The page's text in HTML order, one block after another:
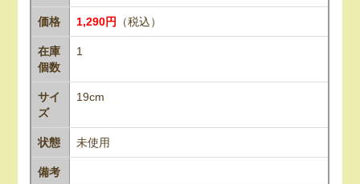
価格 1,290円 （税込）
在庫
個数
1
サイ
ズ
19cm
状態 未使用
備考